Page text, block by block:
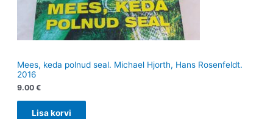
Mees, keda polnud seal. Michael Hjorth, Hans Rosenfeldt.
2016
9.00 €
Lisa korvi